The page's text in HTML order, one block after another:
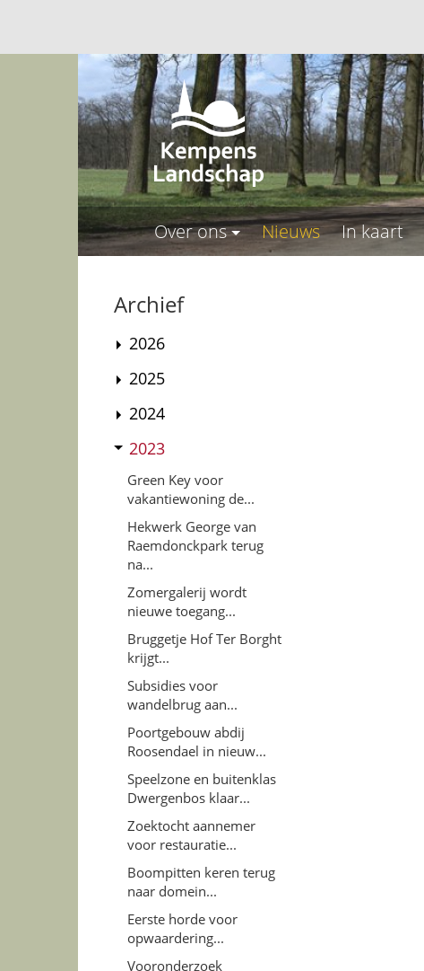
Over ons Nieuws In kaart
Archief
2026
2025
2024
2023
Green Key voor
vakantiewoning de...
Hekwerk George van
Raemdonckpark terug
na...
Zomergalerij wordt
nieuwe toegang...
Bruggetje Hof Ter Borght
krijgt...
Subsidies voor
wandelbrug aan...
Poortgebouw abdij
Roosendael in nieuw...
Speelzone en buitenklas
Dwergenbos klaar...
Zoektocht aannemer
voor restauratie...
Boompitten keren terug
naar domein...
Eerste horde voor
opwaardering...
Vooronderzoek